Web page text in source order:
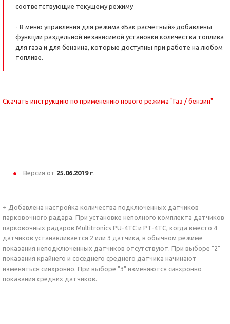
соответствующие текущему режиму
- В меню управления для режима «Бак расчетный» добавлены
функции раздельной независимой установки количества топлива
для газа и для бензина, которые доступны при работе на любом
топливе.
Скачать инструкцию по применению нового режима "Газ / бензин"
Версия от 25.06.2019 г.
+ Добавлена настройка количества подключенных датчиков
парковочного радара. При установке неполного комплекта датчиков
парковочных радаров Multitronics PU-4TC и PT-4TC, когда вместо 4
датчиков устанавливается 2 или 3 датчика, в обычном режиме
показания неподключенных датчиков отсутствуют. При выборе "2"
показания крайнего и соседнего среднего датчика начинают
изменяться синхронно. При выборе "3" изменяются синхронно
показания средних датчиков.